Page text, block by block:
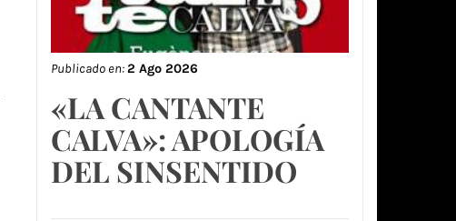
Publicado en:2 Ago 2026
«LA CANTANTE
CALVA»: APOLOGÍA
DEL SINSENTIDO